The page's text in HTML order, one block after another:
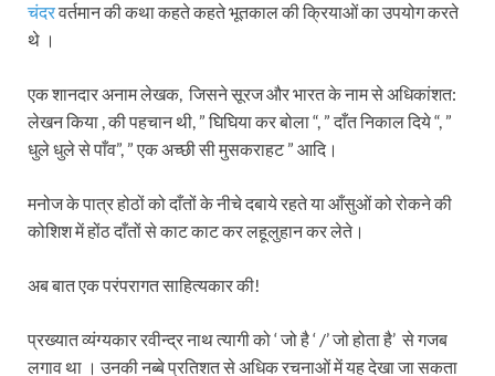
चंदरवर्तमान की कथा कहते कहते भूतकाल की क्रियाओं का उपयोग करते
थे ।
एक शानदार अनाम लेखक, जिसने सूरज और भारत के नाम से अधिकांशत:
लेखन किया , की पहचान थी, ” घिघिया कर बोला “, ” दाँत निकाल दिये “, ”
धुले धुले से पाँव”, ” एक अच्छी सी मुसकराहट ” आदि।
मनोज के पात्र होठों को दाँतों के नीचे दबाये रहते या आँसुओं को रोकने की
कोशिश में होंठ दाँतों से काट काट कर लहूलुहान कर लेते।
अब बात एक परंपरागत साहित्यकार की!
प्रख्यात व्यंग्यकार रवीन्द्र नाथ त्यागी को ‘ जो है ‘ /’ जो होता है’ से गजब
लगाव था । उनकी नब्बे प्रतिशत से अधिक रचनाओं में यह देखा जा सकता